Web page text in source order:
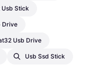
Stick
Drive
Usb Drive
Usb Ssd Stick